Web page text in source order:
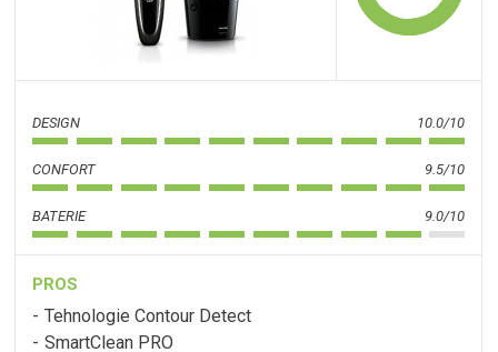
DESIGN 10.0/10
CONFORT 9.5/10
BATERIE 9.0/10
PROS
Tehnologie Contour Detect
SmartClean PRO